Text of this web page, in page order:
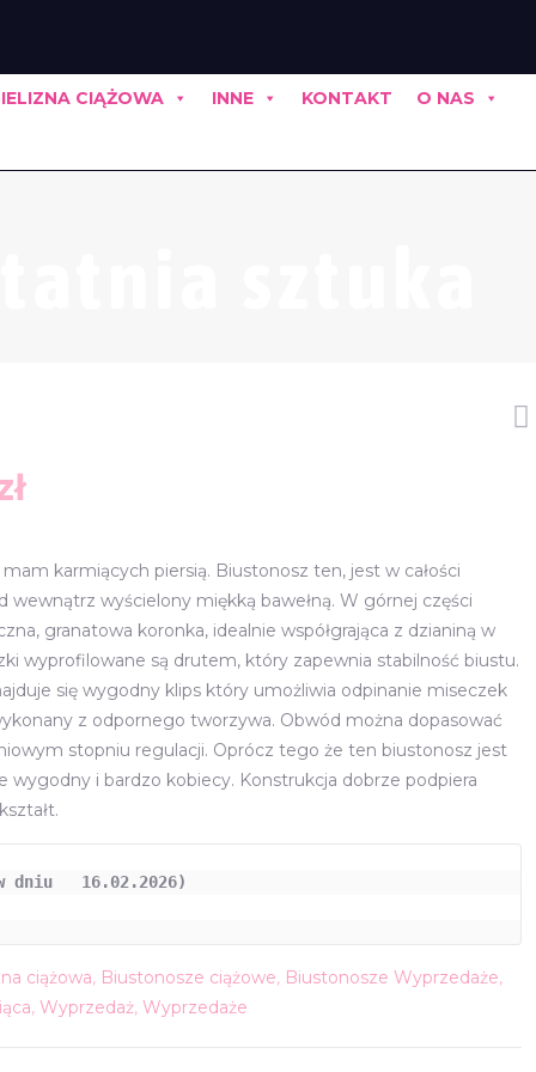
CIĄŻOWA INNE KONTAKT O NAS
Aktualna
wynosi:
79,00 zł.
karmiących piersią. Biustonosz ten, jest w całości
wewnątrz wyścielony miękką bawełną. W górnej części
granatowa koronka, idealnie współgrająca z dzianiną w
wyprofilowane są drutem, który zapewnia stabilność biustu.
się wygodny klips który umożliwia odpinanie miseczek
z odpornego tworzywa. Obwód można dopasować
stopniu regulacji. Oprócz tego że ten biustonosz jest
wygodny i bardzo kobiecy. Konstrukcja dobrze podpiera
w dniu   16.02.2026)
ciążowa, Biustonosze ciążowe, Biustonosze Wyprzedaże,
, Wyprzedaż, Wyprzedaże